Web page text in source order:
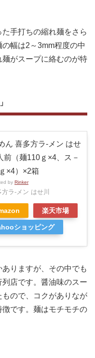
手打ちの縮れ麺をさら
幅は2～3mm程度の中
がスープに絡むのが特
ん 喜多方ラ-メン はせ
前（麺110ｇ×4、ス－
×4）×2箱
by Rinker
ラ-メン はせ川
楽天市場
ショッピング
りますが、その中でも
列店です。醤油味のスー
ので、コクがありなが
です。麺はモチモチの